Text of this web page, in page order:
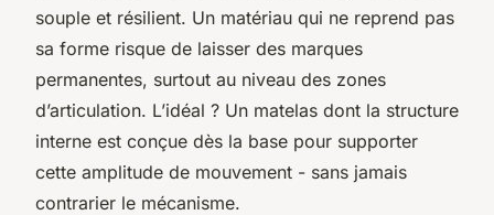
souple et résilient. Un matériau qui ne reprend pas
sa forme risque de laisser des marques
permanentes, surtout au niveau des zones
d’articulation. L’idéal ? Un matelas dont la structure
interne est conçue dès la base pour supporter
cette amplitude de mouvement - sans jamais
contrarier le mécanisme.